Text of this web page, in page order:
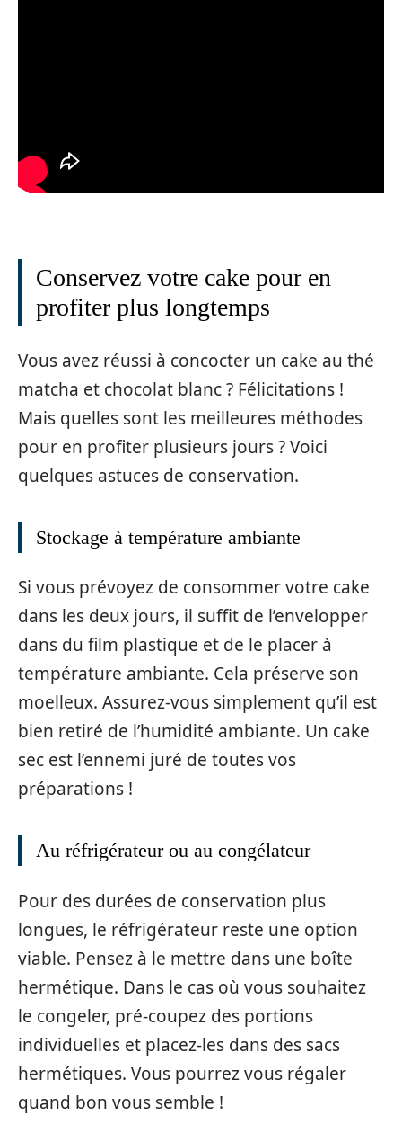
Conservez votre cake pour en
profiter plus longtemps
Vous avez réussi à concocter un cake au thé
matcha et chocolat blanc ? Félicitations !
Mais quelles sont les meilleures méthodes
pour en profiter plusieurs jours ? Voici
quelques astuces de conservation.
Stockage à température ambiante
Si vous prévoyez de consommer votre cake
dans les deux jours, il suffit de l’envelopper
dans du film plastique et de le placer à
température ambiante. Cela préserve son
moelleux. Assurez-vous simplement qu’il est
bien retiré de l’humidité ambiante. Un cake
sec est l’ennemi juré de toutes vos
préparations !
Au réfrigérateur ou au congélateur
Pour des durées de conservation plus
longues, le réfrigérateur reste une option
viable. Pensez à le mettre dans une boîte
hermétique. Dans le cas où vous souhaitez
le congeler, pré-coupez des portions
individuelles et placez-les dans des sacs
hermétiques. Vous pourrez vous régaler
quand bon vous semble !